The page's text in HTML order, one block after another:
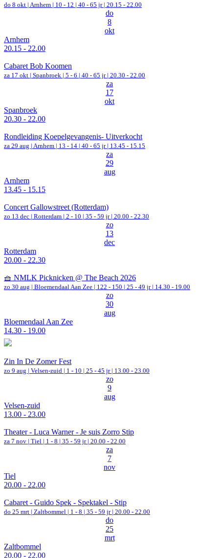
do 8 okt | Arnhem | 10 - 12 | 40 - 65 jr | 20.15 - 22.00
do
8
okt
Arnhem
20.15 - 22.00
Cabaret Bob Koomen
za 17 okt | Spanbroek | 5 - 6 | 40 - 65 jr | 20.30 - 22.00
za
17
okt
Spanbroek
20.30 - 22.00
Rondleiding Koepelgevangenis- Uitverkocht
za 29 aug | Arnhem | 13 - 14 | 40 - 65 jr | 13.45 - 15.15
za
29
aug
Arnhem
13.45 - 15.15
Concert Gallowstreet (Rotterdam)
zo 13 dec | Rotterdam | 2 - 10 | 35 - 59 jr | 20.00 - 22.30
zo
13
dec
Rotterdam
20.00 - 22.30
🧺 NMLK Picknicken @ The Beach 2026
zo 30 aug | Bloemendaal Aan Zee | 122 - 150 | 25 - 49 jr | 14.30 - 19.00
zo
30
aug
Bloemendaal Aan Zee
14.30 - 19.00
Zin In De Zomer Fest
zo 9 aug | Velsen-zuid | 1 - 10 | 25 - 45 jr | 13.00 - 23.00
zo
9
aug
Velsen-zuid
13.00 - 23.00
Theater - Luca Warner - Je suis Zorro Stip
za 7 nov | Tiel | 1 - 8 | 35 - 59 jr | 20.00 - 22.00
za
7
nov
Tiel
20.00 - 22.00
Cabaret - Guido Spek - Spektakel - Stip
do 25 mrt | Zaltbommel | 1 - 8 | 35 - 59 jr | 20.00 - 22.00
do
25
mrt
Zaltbommel
20.00 - 22.00